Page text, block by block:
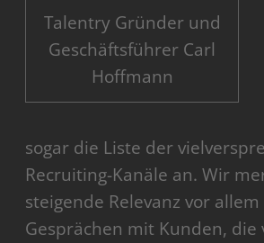
Talentry Gründer und
Geschäftsführer Carl
Hoffmann
sogar die Liste der
Recruiting-Kanäle an. Wir
steigende Relevanz vor
Gesprächen mit Kunden, die